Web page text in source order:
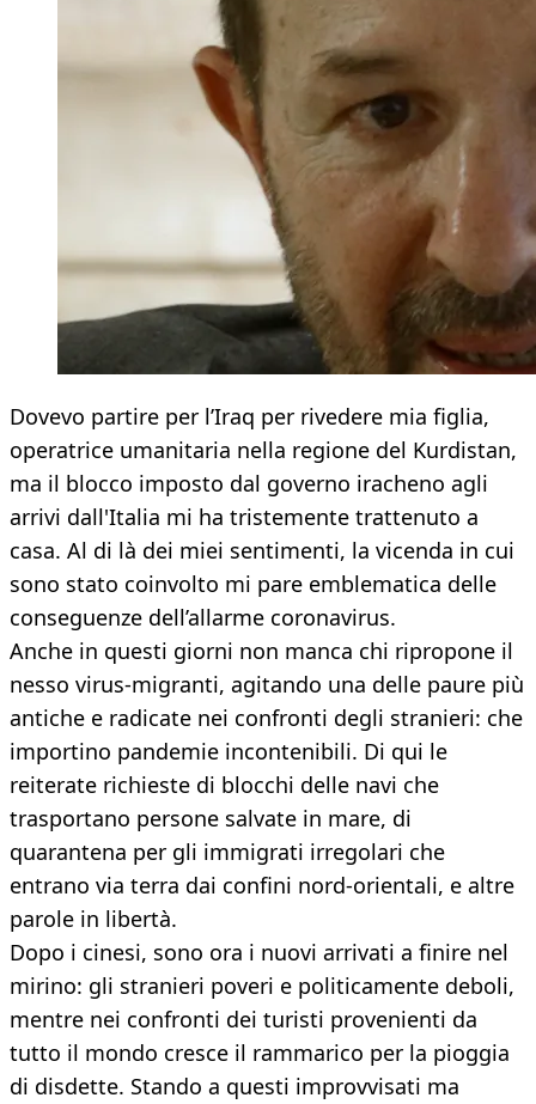
Dovevo partire per l’Iraq per rivedere mia figlia,
operatrice umanitaria nella regione del Kurdistan,
ma il blocco imposto dal governo iracheno agli
arrivi dall'Italia mi ha tristemente trattenuto a
casa. Al di là dei miei sentimenti, la vicenda in cui
sono stato coinvolto mi pare emblematica delle
conseguenze dell’allarme coronavirus.
Anche in questi giorni non manca chi ripropone il
nesso virus-migranti, agitando una delle paure più
antiche e radicate nei confronti degli stranieri: che
importino pandemie incontenibili. Di qui le
reiterate richieste di blocchi delle navi che
trasportano persone salvate in mare, di
quarantena per gli immigrati irregolari che
entrano via terra dai confini nord-orientali, e altre
parole in libertà.
Dopo i cinesi, sono ora i nuovi arrivati a finire nel
mirino: gli stranieri poveri e politicamente deboli,
mentre nei confronti dei turisti provenienti da
tutto il mondo cresce il rammarico per la pioggia
di disdette. Stando a questi improvvisati ma